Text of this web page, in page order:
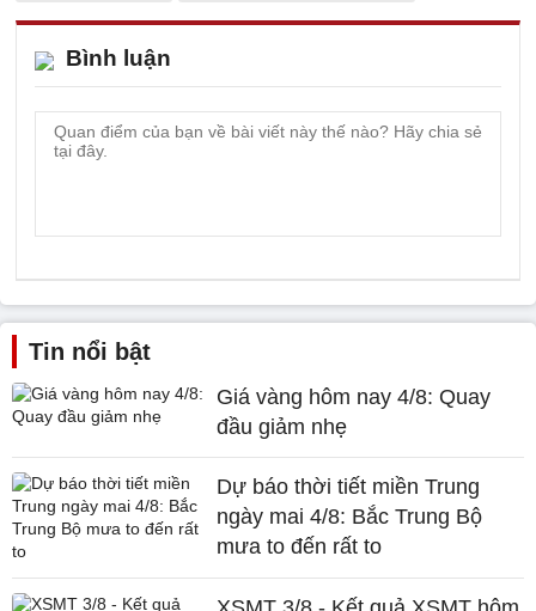
Bình luận
Tin nổi bật
Giá vàng hôm nay 4/8: Quay
đầu giảm nhẹ
Dự báo thời tiết miền Trung
ngày mai 4/8: Bắc Trung Bộ
mưa to đến rất to